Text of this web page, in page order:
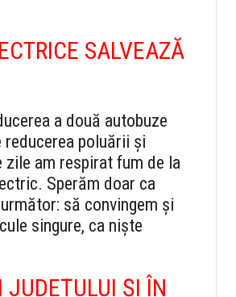
SALVEAZĂ
a două autobuze
poluării și
zile am respirat fum de la
Sperăm doar ca
să convingem și
singure, ca niște
JUDEȚULUI ȘI ÎN